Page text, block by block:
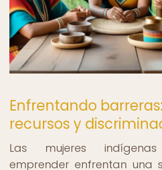
Enfrentando
recursos y
Las mujeres
emprender enfrentan una